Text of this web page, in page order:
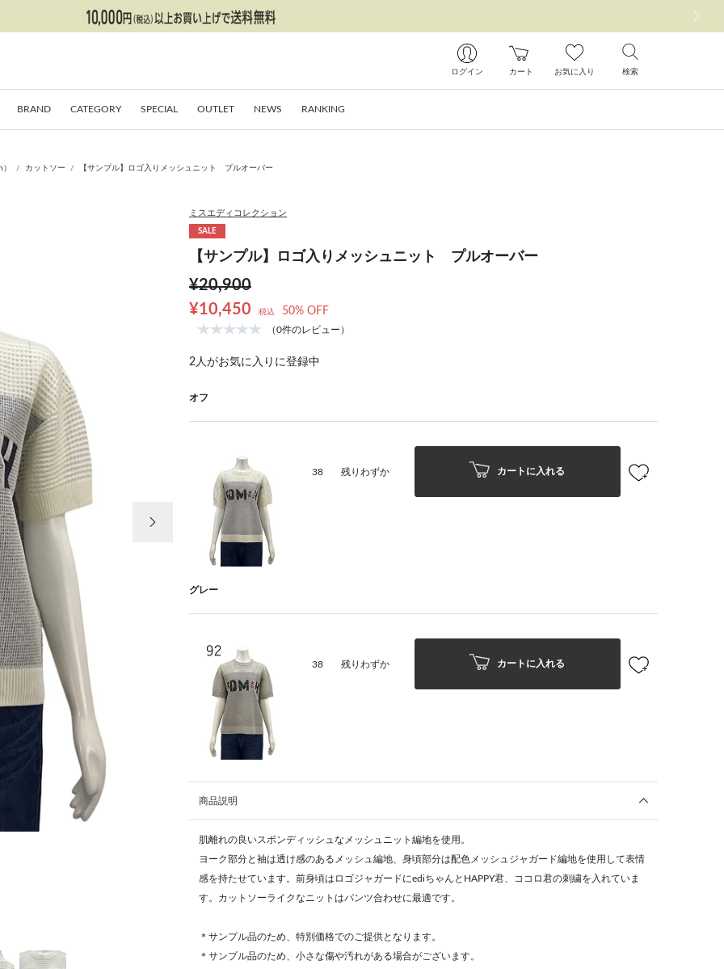
ログイン カート お気に入り 検索
BRAND CATEGORY SPECIAL OUTLET NEWS RANKING
カットソー 【サンプル】ロゴ入りメッシュニット プルオーバー
ミスエディコレクション
SALE
【サンプル】ロゴ入りメッシュニット プルオーバー
¥20,900
¥10,450
税込 50% OFF
（0件のレビュー）
2人がお気に入りに登録中
オフ
38 残りわずか カートに入れる
グレー
38 残りわずか カートに入れる
商品説明
肌離れの良いスポンディッシュなメッシュニット編地を使用。
ヨーク部分と袖は透け感のあるメッシュ編地、身頃部分は配色メッシュジャガード編地を使用して表情
感を持たせています。前身頃はロゴジャガードにediちゃんとHAPPY君、ココロ君の刺繍を入れていま
す。カットソーライクなニットはパンツ合わせに最適です。
＊サンプル品のため、特別価格でのご提供となります。
＊サンプル品のため、小さな傷や汚れがある場合がございます。